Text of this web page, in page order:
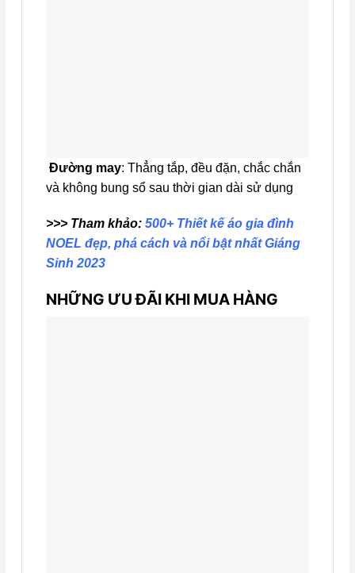
Đường may: Thẳng tắp, đều đặn, chắc chắn
và không bung sổ sau thời gian dài sử dụng
>>> Tham khảo: 500+ Thiết kế áo gia đình
NOEL đẹp, phá cách và nổi bật nhất Giáng
Sinh 2023
NHỮNG ƯU ĐÃI KHI MUA HÀNG